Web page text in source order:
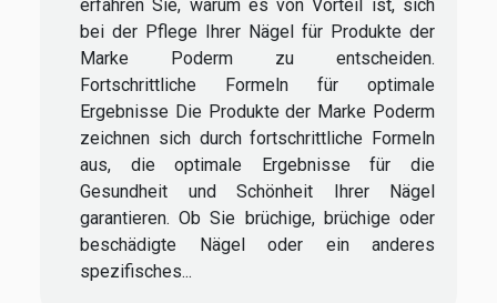
erfahren Sie, warum es von Vorteil ist, sich
bei der Pflege Ihrer Nägel für Produkte der
Marke Poderm zu entscheiden.
Fortschrittliche Formeln für optimale
Ergebnisse Die Produkte der Marke Poderm
zeichnen sich durch fortschrittliche Formeln
aus, die optimale Ergebnisse für die
Gesundheit und Schönheit Ihrer Nägel
garantieren. Ob Sie brüchige, brüchige oder
beschädigte Nägel oder ein anderes
spezifisches...